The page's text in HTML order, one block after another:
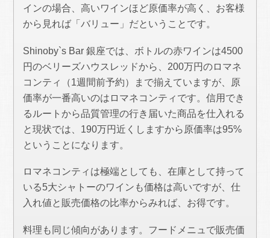
インの場合、高いワインほど原価率が高く、お客様
から見れば「バリュー」だということです。
Shinoby`s Bar 銀座では、ボトルの赤ワインは4500
円のベリーズハウスレッドから、200万円のロマネ
コンティ（1週間前予約）まで揃えていますが、原
価率が一番高いのはロマネコンティです。信用でき
るルートから品質管理の行き届いた商品を仕入れる
と現状では、190万円近くしますから原価率は95%
ということになります。
ロマネコンティは極端としても、在庫として持って
いる5大シャトーのワインも価格は高いですが、仕
入れ値と販売価格の比率からみれば、お得です。
料理も同じ傾向があります。フードメニュで販売価